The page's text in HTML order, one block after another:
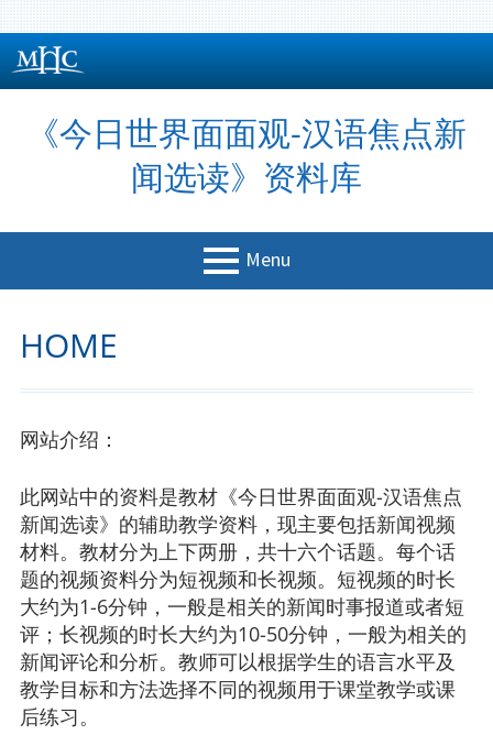
Skip
to
《今日世界面面观-汉语焦点新
闻选读》资料库
Menu
MENU
Textbook Information
Lesson2: 职场上的“90”后
Lesson3:华裔虎妈教女严 中西争论起“硝烟”
Lesson4:多元文化冲击 ”圣诞节“世俗化
Lesson5:你是“低头族”吗？
Lesson6:女性维权非小事 社会关注人人知
HOME
网站介绍：
此网站中的资料是教材《今日世界面面观-汉语焦点
新闻选读》的辅助教学资料，现主要包括新闻视频
材料。教材分为上下两册，共十六个话题。每个话
题的视频资料分为短视频和长视频。短视频的时长
大约为1-6分钟，一般是相关的新闻时事报道或者短
评；长视频的时长大约为10-50分钟，一般为相关的
新闻评论和分析。教师可以根据学生的语言水平及
教学目标和方法选择不同的视频用于课堂教学或课
后练习。